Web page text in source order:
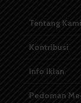
Tentang Kami
Kontribusi
Info Iklan
Pedoman